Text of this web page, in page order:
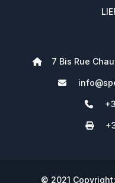
7 Bis Rue
© 2021 Copyright: